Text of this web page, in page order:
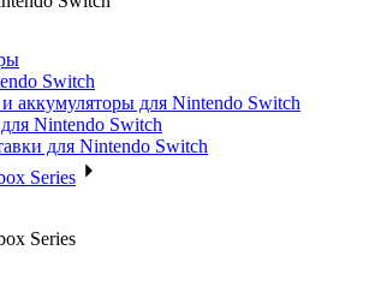
Switch
аккумуляторы для Nintendo Switch
Nintendo Switch
для Nintendo Switch
Series
Series